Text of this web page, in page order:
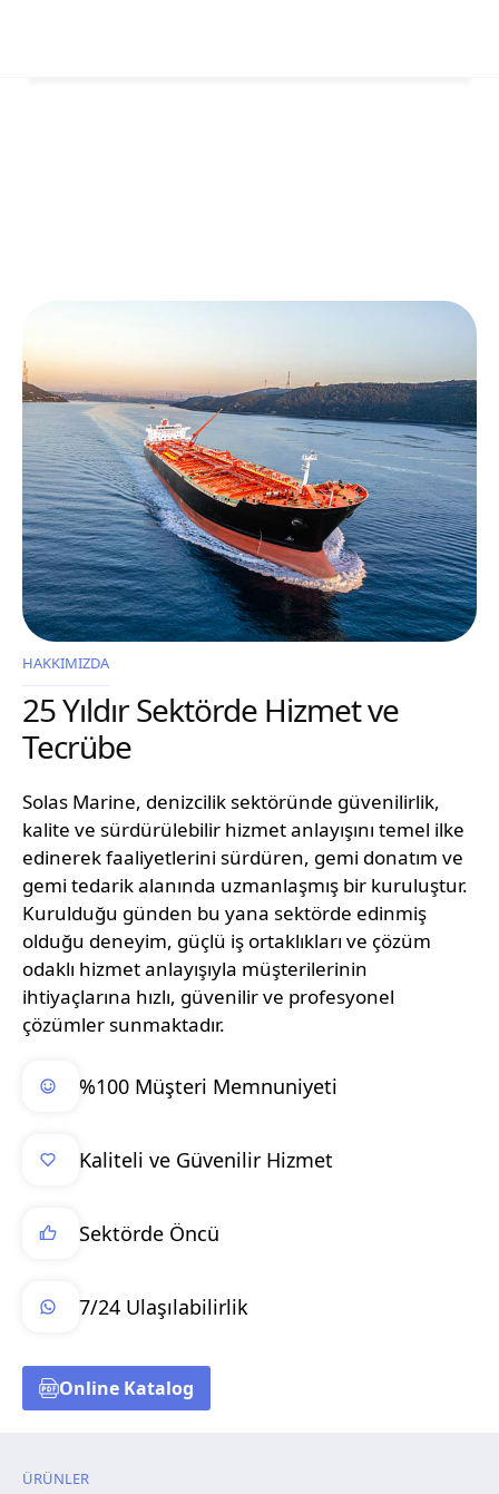
HAKKIMIZDA
25 Yıldır Sektörde Hizmet ve
Tecrübe
Solas Marine, denizcilik sektöründe güvenilirlik,
kalite ve sürdürülebilir hizmet anlayışını temel ilke
edinerek faaliyetlerini sürdüren, gemi donatım ve
gemi tedarik alanında uzmanlaşmış bir kuruluştur.
Kurulduğu günden bu yana sektörde edinmiş
olduğu deneyim, güçlü iş ortaklıkları ve çözüm
odaklı hizmet anlayışıyla müşterilerinin
ihtiyaçlarına hızlı, güvenilir ve profesyonel
çözümler sunmaktadır.
%100 Müşteri Memnuniyeti
Kaliteli ve Güvenilir Hizmet
Sektörde Öncü
7/24 Ulaşılabilirlik
Online Katalog
ÜRÜNLER